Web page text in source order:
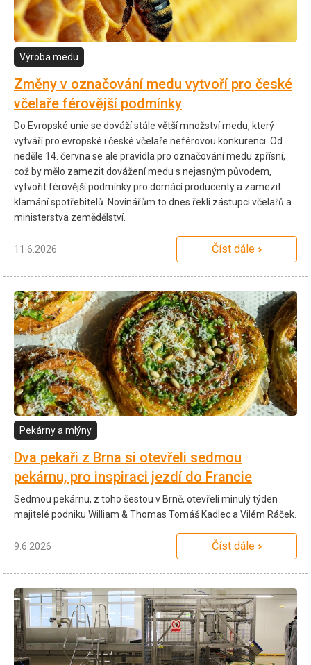
Výroba medu
Změny v označování medu vytvoří pro české
včelaře férovější podmínky
Do Evropské unie se dováží stále větší množství medu, který
vytváří pro evropské i české včelaře neférovou konkurenci. Od
neděle 14. června se ale pravidla pro označování medu zpřísní,
což by mělo zamezit dovážení medu s nejasným původem,
vytvořit férovější podmínky pro domácí producenty a zamezit
klamání spotřebitelů. Novinářům to dnes řekli zástupci včelařů a
ministerstva zemědělství.
11.6.2026 Číst dále
Pekárny a mlýny
Dva pekaři z Brna si otevřeli sedmou
pekárnu, pro inspiraci jezdí do Francie
Sedmou pekárnu, z toho šestou v Brně, otevřeli minulý týden
majitelé podniku William & Thomas Tomáš Kadlec a Vilém Ráček.
9.6.2026 Číst dále